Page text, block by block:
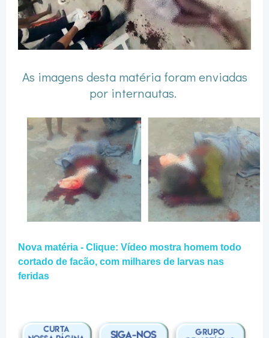
As imagens desta matéria foram enviadas
por internautas.
Nova matéria - Clique: Vídeo mostra homem todo
cortado de facão, com milhares de larvas nas
feridas